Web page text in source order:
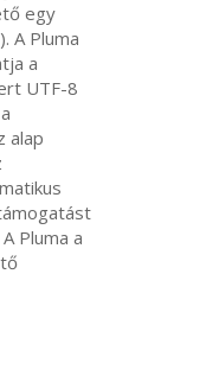
egy
A Pluma
a
UTF-8
alap
Pluma a